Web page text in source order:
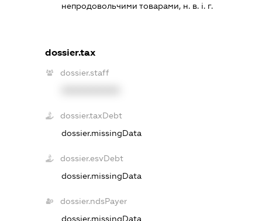
непродовольчими товарами, н. в. і. г.
dossier.tax
dossier.staff
dossier.taxDebt
dossier.missingData
dossier.esvDebt
dossier.missingData
dossier.ndsPayer
dossier.missingData